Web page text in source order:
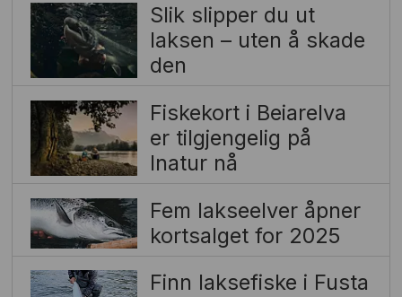
Slik slipper du ut
laksen – uten å skade
den
Fiskekort i Beiarelva
er tilgjengelig på
Inatur nå
Fem lakseelver åpner
kortsalget for 2025
Finn laksefiske i Fusta